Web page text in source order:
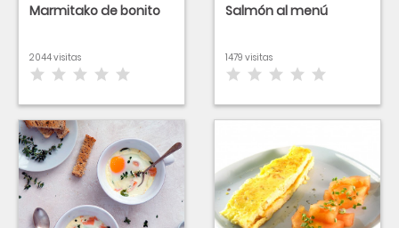
Marmitako de bonito
2044 visitas
Salmón al menú
1479 visitas